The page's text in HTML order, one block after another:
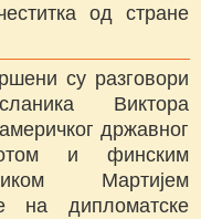
од стране
су разговори
Виктора
државног
и финским
Мартијем
на дипломатске